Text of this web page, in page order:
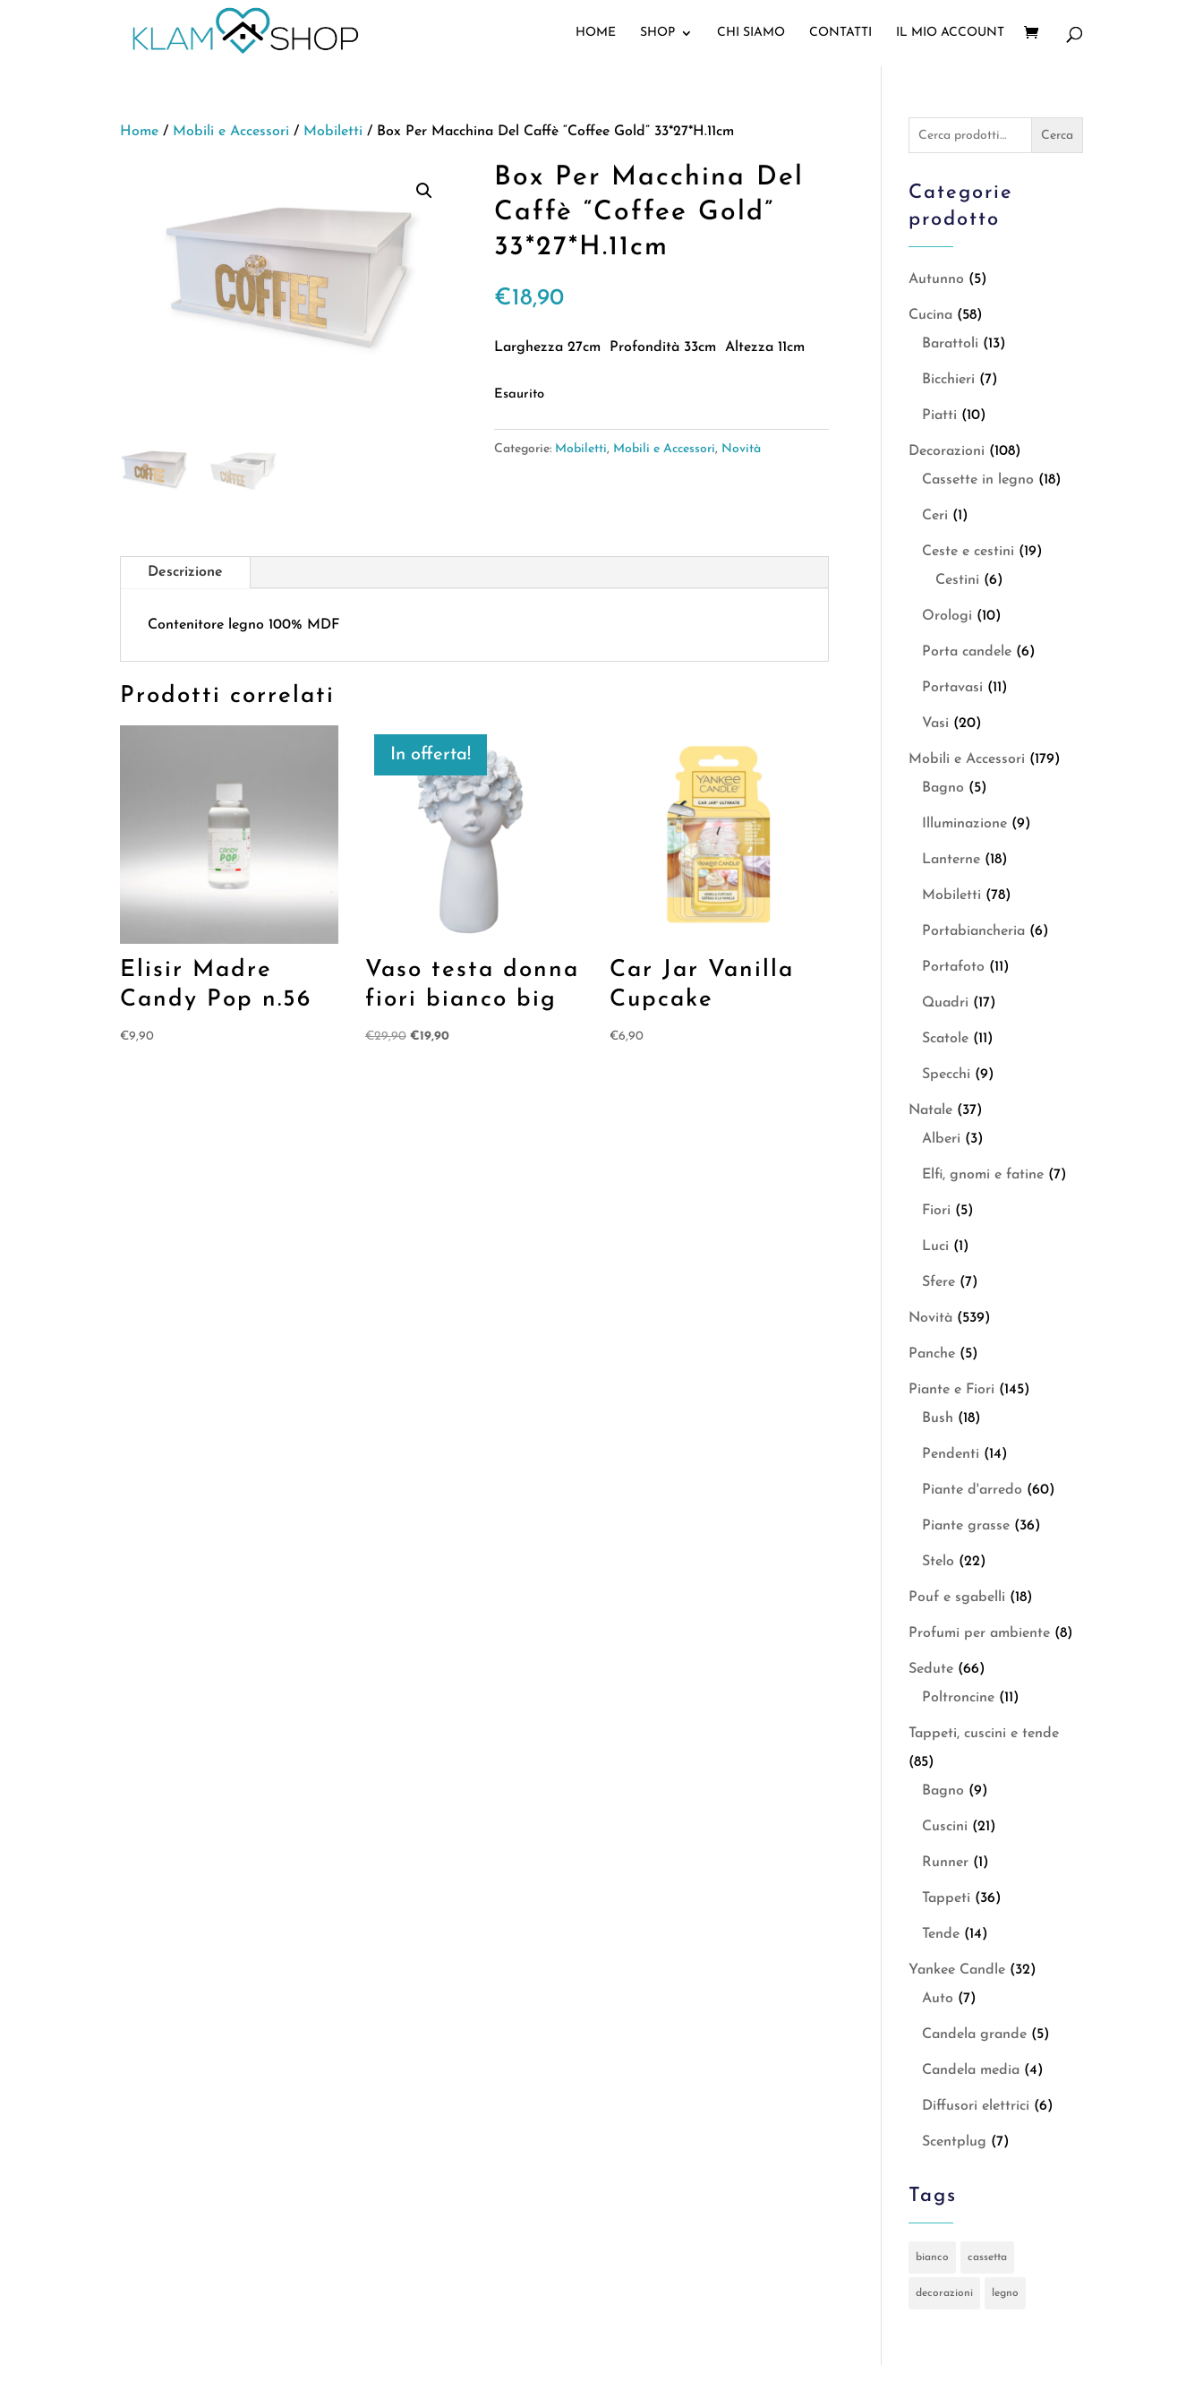
HOME SHOP CHI SIAMO CONTATTI IL MIO ACCOUNT
Home / Mobili e Accessori / Mobiletti / Box Per Macchina Del Caffè “Coffee Gold” 33*27*H.11cm
Box Per Macchina Del
Caffè “Coffee Gold”
33*27*H.11cm
€18,90
Larghezza 27cm Profondità 33cm Altezza 11cm
Esaurito
Categorie: Mobiletti, Mobili e Accessori, Novità
Descrizione
Contenitore legno 100% MDF
Prodotti correlati
Elisir Madre
Candy Pop n.56
€9,90
In offerta!
Vaso testa donna
fiori bianco big
€29,90 Il
€19,90Il
Car Jar Vanilla
Cupcake
€6,90
Cerca: Cerca
Categorie
prodotto
Autunno (5)
Cucina (58)
Barattoli (13)
Bicchieri (7)
Piatti (10)
Decorazioni (108)
Cassette in legno (18)
Ceri (1)
Ceste e cestini (19)
Cestini (6)
Orologi (10)
Porta candele (6)
Portavasi (11)
Vasi (20)
Mobili e Accessori (179)
Bagno (5)
Illuminazione (9)
Lanterne (18)
Mobiletti (78)
Portabiancheria (6)
Portafoto (11)
Quadri (17)
Scatole (11)
Specchi (9)
Natale (37)
Alberi (3)
Elfi, gnomi e fatine (7)
Fiori (5)
Luci (1)
Sfere (7)
Novità (539)
Panche (5)
Piante e Fiori (145)
Bush (18)
Pendenti (14)
Piante d'arredo (60)
Piante grasse (36)
Stelo (22)
Pouf e sgabelli (18)
Profumi per ambiente (8)
Sedute (66)
Poltroncine (11)
Tappeti, cuscini e tende
(85)
Bagno (9)
Cuscini (21)
Runner (1)
Tappeti (36)
Tende (14)
Yankee Candle (32)
Auto (7)
Candela grande (5)
Candela media (4)
Diffusori elettrici (6)
Scentplug (7)
Tags
bianco cassetta
decorazioni legno